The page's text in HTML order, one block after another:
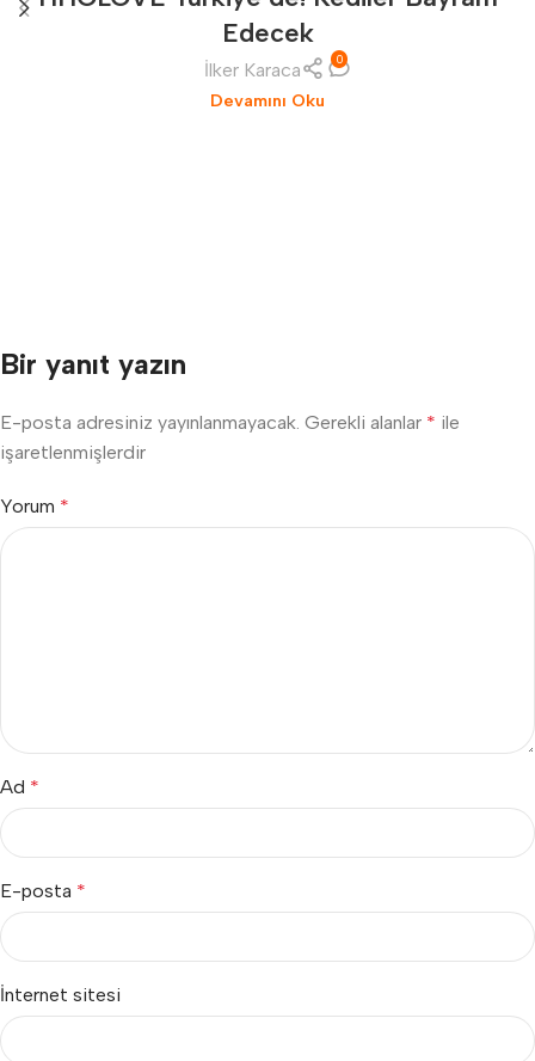
Edecek
İlker Karaca 0
Devamını Oku
Bir yanıt yazın
E-posta adresiniz yayınlanmayacak. Gerekli alanlar * ile
işaretlenmişlerdir
Yorum *
Ad *
E-posta *
İnternet sitesi